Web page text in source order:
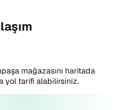
mağazasını haritada
yol tarifi alabilirsiniz.